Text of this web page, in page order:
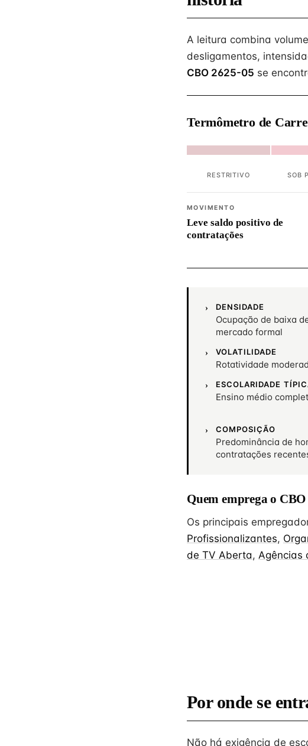
A leitura combina
desligamentos,
CBO 2625-05 se
Termômetro de
RESTRITIVO SOB
MOVIMENTO
Leve saldo positivo de
contratações
DENSIDADE
Ocupação de baixa
mercado formal
VOLATILIDADE
Rotatividade
ESCOLARIDADE
Ensino médio
COMPOSIÇÃO
Predominância de
contratações
Quem emprega o
Os principais
Profissionalizantes,
de TV Aberta, Agências
Por onde se
Não há exigência de